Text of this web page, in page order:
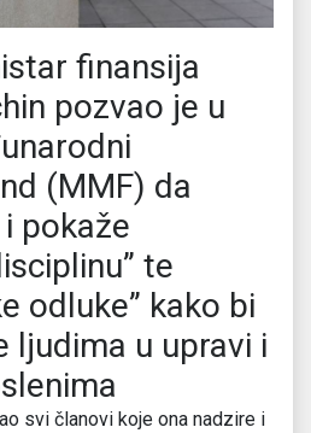
finansija
pozvao je u
(MMF) da
pokaže
te
odluke” kako bi
ljudima u upravi i
svi članovi koje ona nadzire i